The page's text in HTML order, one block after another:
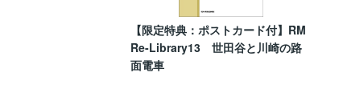
【限定特典：ポストカード付】RM
Re-Library13 世田谷と川崎の路
面電車